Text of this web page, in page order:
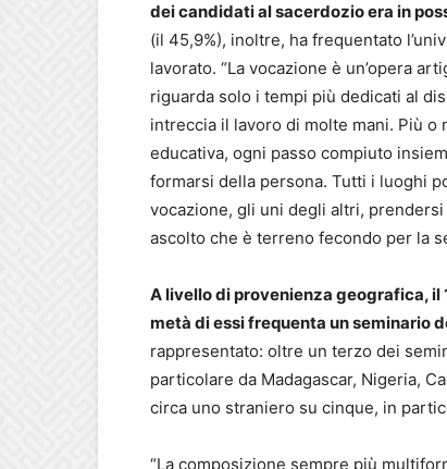
dei candidati al sacerdozio era in
(il 45,9%), inoltre, ha frequentato
lavorato. “La vocazione è un’opera
riguarda solo i tempi più dedicati al
intreccia il lavoro di molte mani. Più
educativa, ogni passo compiuto
formarsi della persona. Tutti i luoghi
vocazione, gli uni degli altri,
ascolto che è terreno fecondo per la
A livello di provenienza geografica, il
metà di essi frequenta un seminario
rappresentato: oltre un terzo dei
particolare da Madagascar, Nigeria,
circa uno straniero su cinque, in
“La composizione sempre più